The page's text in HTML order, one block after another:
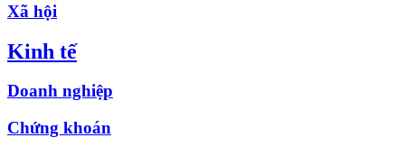
Xã hội
Kinh tế
Doanh nghiệp
Chứng khoán